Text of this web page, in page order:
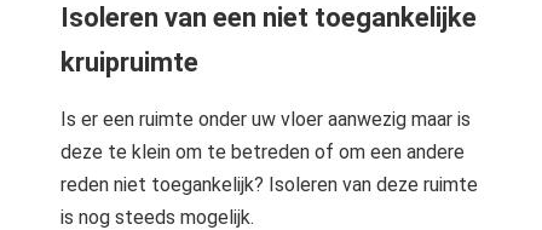
Isoleren van een niet toegankelijke
kruipruimte
Is er een ruimte onder uw vloer aanwezig maar is
deze te klein om te betreden of om een andere
reden niet toegankelijk? Isoleren van deze ruimte
is nog steeds mogelijk.